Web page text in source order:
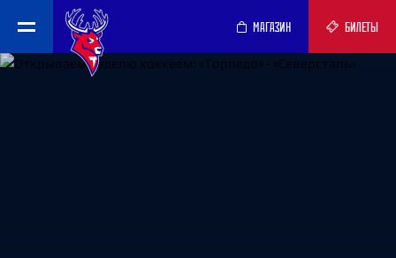
МАГАЗИН БИЛЕТЫ